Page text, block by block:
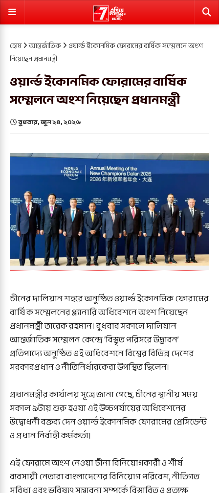
হোম আন্তর্জাতিক ওয়ার্ল্ড ইকোনমিক ফোরামের বার্ষিক সম্মেলনে অংশ
নিয়েছেন প্রধানমন্ত্রী
ওয়ার্ল্ড ইকোনমিক ফোরামের বার্ষিক
সম্মেলনে অংশ নিয়েছেন প্রধানমন্ত্রী
বুধবার, জুন ২৪, ২০২৬
চীনের দালিয়ান শহরে অনুষ্ঠিত ওয়ার্ল্ড ইকোনমিক ফোরামের
বার্ষিক সম্মেলনের প্ল্যানারি অধিবেশনে অংশ নিয়েছেন
প্রধানমন্ত্রী তারেক রহমান। বুধবার সকালে দালিয়ান
আন্তর্জাতিক সম্মেলন কেন্দ্রে ‘বিস্তৃত পরিসরে উদ্ভাবন’
প্রতিপাদ্যে অনুষ্ঠিত এই অধিবেশনে বিশ্বের বিভিন্ন দেশের
সরকারপ্রধান ও নীতিনির্ধারকেরা উপস্থিত ছিলেন।
প্রধানমন্ত্রীর কার্যালয় সূত্রে জানা গেছে, চীনের স্থানীয় সময়
সকাল ৯টায় শুরু হওয়া এই উচ্চপর্যায়ের অধিবেশনের
উদ্বোধনী বক্তব্য দেন ওয়ার্ল্ড ইকোনমিক ফোরামের প্রেসিডেন্ট
ও প্রধান নির্বাহী কর্মকর্তা।
এই ফোরামে অংশ নেওয়া চীনা বিনিয়োগকারী ও শীর্ষ
ব্যবসায়ী নেতারা বাংলাদেশের বিনিয়োগ পরিবেশ, নীতিগত